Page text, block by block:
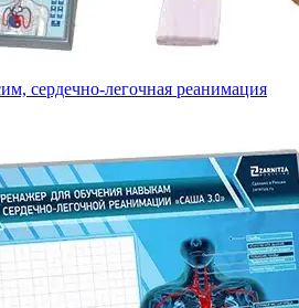
сердечно-легочная реанимация